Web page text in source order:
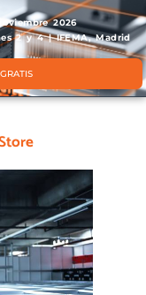
2026
2 y 4 | IFEMA, Madrid